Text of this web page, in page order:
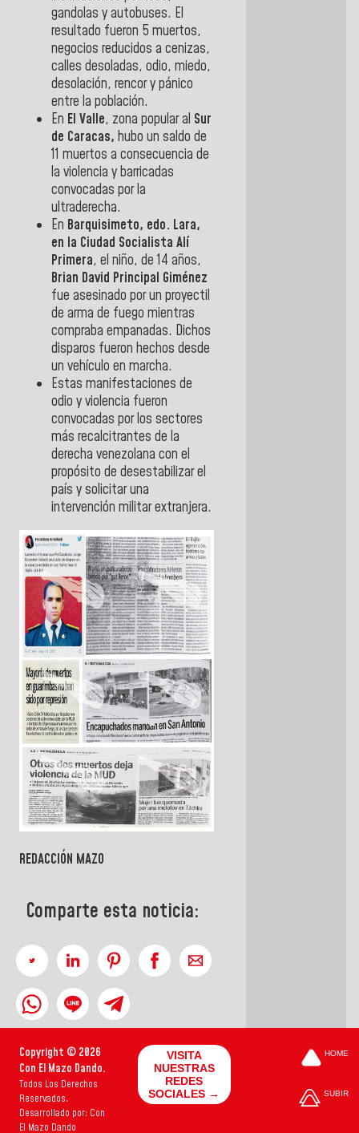
gandolas y autobuses. El
resultado fueron 5 muertos,
negocios reducidos a cenizas,
calles desoladas, odio, miedo,
desolación, rencor y pánico
entre la población.
En El Valle, zona popular al Sur
de Caracas, hubo un saldo de
11 muertos a consecuencia de
la violencia y barricadas
convocadas por la
ultraderecha.
En Barquisimeto, edo. Lara,
en la Ciudad Socialista Alí
Primera, el niño, de 14 años,
Brian David Principal Giménez
fue asesinado por un proyectil
de arma de fuego mientras
compraba empanadas. Dichos
disparos fueron hechos desde
un vehículo en marcha.
Estas manifestaciones de
odio y violencia fueron
convocadas por los sectores
más recalcitrantes de la
derecha venezolana con el
propósito de desestabilizar el
país y solicitar una
intervención militar extranjera.
REDACCIÓN MAZO
Comparte esta noticia:
Copyright © 2026
Con El Mazo Dando.
Todos Los Derechos
Reservados.
Desarrollado por: Con
El Mazo Dando
VISITA
NUESTRAS
REDES
SOCIALES →
HOME
SUBIR